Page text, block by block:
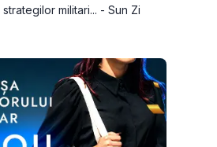
militari... - Sun Zi